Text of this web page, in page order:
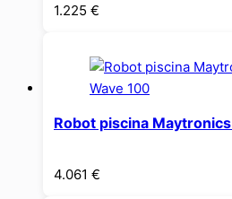
1.225 €
Robot piscina
4.061 €